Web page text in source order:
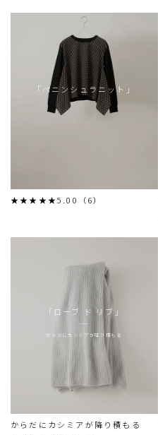
「ペニンシュラニット」
★★★★★5.00（6）
「ローブ ド リブ」
からだにカシミアが降り積もる
からだにカシミアが降り積もる